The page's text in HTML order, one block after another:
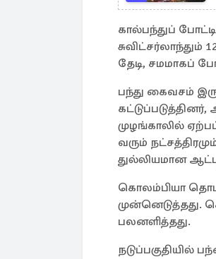
கால்பந்துப்
சுவிட்சர்லாந்தும்
தேடி, சமமாகப்
பந்து கைவசம்
முழங்காலில்
வரும்
துல்லியமான
கொலம்பியா
முன்னெடுத்தது.
பலனளித்தது.
நடுப்பகுதியில்